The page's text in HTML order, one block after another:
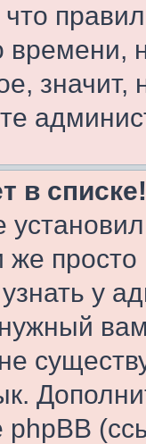
значит,
в списке!
у
phpBB